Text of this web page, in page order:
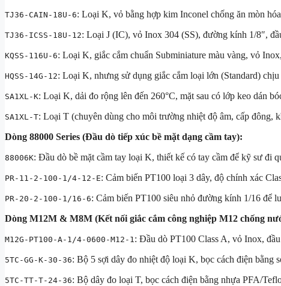
TJ36-CAIN-18U-6: Loại K, vỏ bằng hợp kim Inconel chống ăn mòn
TJ36-ICSS-18U-12: Loại J (IC), vỏ Inox 304 (SS), đường kính 1/8″,
KQSS-116U-6: Loại K, giắc cắm chuẩn Subminiature màu vàng, vỏ
HQSS-14G-12: Loại K, nhưng sử dụng giắc cắm loại lớn (Standard) chịu
SA1XL-K: Loại K, dải đo rộng lên đến 260°C, mặt sau có lớp keo dán
SA1XL-T: Loại T (chuyên dùng cho môi trường nhiệt độ âm, cấp đông,
Dòng 88000 Series (Đầu dò tiếp xúc bề mặt dạng cầm tay):
88006K: Đầu dò bề mặt cầm tay loại K, thiết kế có tay cầm để kỹ sư đi
PR-11-2-100-1/4-12-E: Cảm biến PT100 loại 3 dây, độ chính xác
PR-20-2-100-1/16-6: Cảm biến PT100 siêu nhỏ đường kính 1/16 để
Dòng M12M & M8M (Kết nối giắc cắm công nghiệp M12 chống
M12G-PT100-A-1/4-0600-M12-1: Đầu dò PT100 Class A, vỏ Inox,
5TC-GG-K-30-36: Bộ 5 sợi dây đo nhiệt độ loại K, bọc cách điện
5TC-TT-T-24-36: Bộ dây đo loại T, bọc cách điện bằng nhựa PFA/